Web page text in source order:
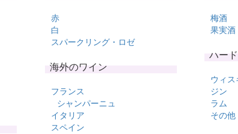
赤
白
スパークリング・ロゼ
海外のワイン
フランス
シャンパーニュ
イタリア
スペイン
梅酒
果実酒
ハー
ウィス
ジン
ラム
その他